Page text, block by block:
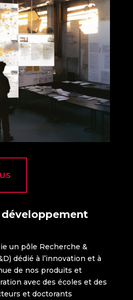
développement
un pôle Recherche &
dédié à l’innovation et à
de nos produits et
avec des écoles et des
et doctorants